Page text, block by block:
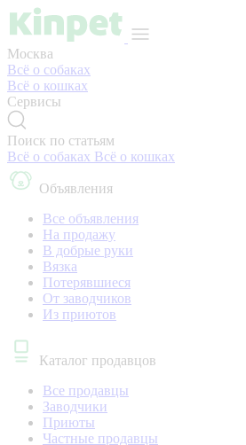
Москва
Всё о собаках
Всё о кошках
Сервисы
Поиск по статьям
Всё о собаках Всё о кошках
Объявления
Все объявления
На продажу
В добрые руки
Вязка
Потерявшиеся
От заводчиков
Из приютов
Каталог продавцов
Все продавцы
Заводчики
Приюты
Частные продавцы